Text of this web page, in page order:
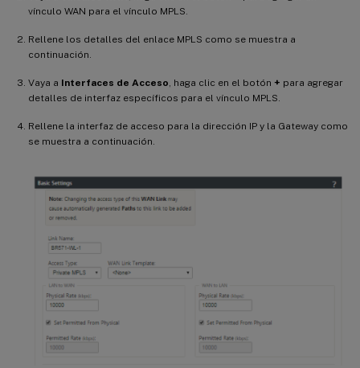
vínculo WAN para el vínculo MPLS.
Rellene los detalles del enlace MPLS como se muestra a
continuación.
Vaya a Interfaces de Acceso, haga clic en el botón + para agregar
detalles de interfaz específicos para el vínculo MPLS.
Rellene la interfaz de acceso para la dirección IP y la Gateway como
se muestra a continuación.